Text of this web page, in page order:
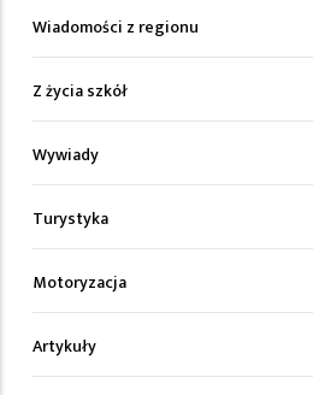
Wiadomości z regionu
Z życia szkół
Wywiady
Turystyka
Motoryzacja
Artykuły